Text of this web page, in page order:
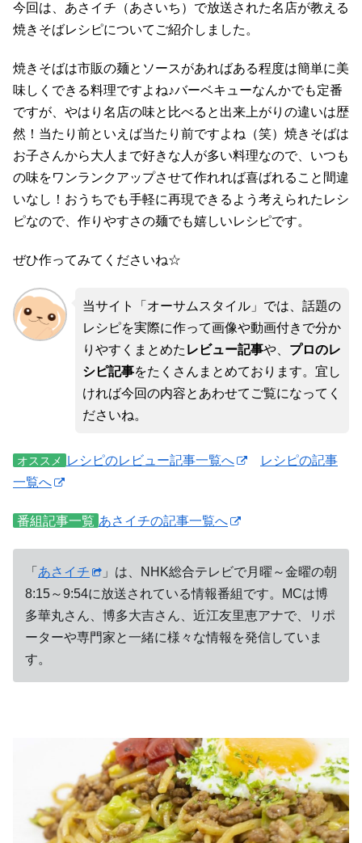
今回は、あさイチ（あさいち）で放送された名店が教える
焼きそばレシピについてご紹介しました。
焼きそばは市販の麺とソースがあればある程度は簡単に美
味しくできる料理ですよね♪バーベキューなんかでも定番
ですが、やはり名店の味と比べると出来上がりの違いは歴
然！当たり前といえば当たり前ですよね（笑）焼きそばは
お子さんから大人まで好きな人が多い料理なので、いつも
の味をワンランクアップさせて作れれば喜ばれること間違
いなし！おうちでも手軽に再現できるよう考えられたレシ
ピなので、作りやすさの麺でも嬉しいレシピです。
ぜひ作ってみてくださいね☆
当サイト「オーサムスタイル」では、話題の
レシピを実際に作って画像や動画付きで分か
りやすくまとめた レビュー記事や、 プロのレ
シピ記事をたくさんまとめております。宜し
ければ今回の内容とあわせてご覧になってく
ださいね。
オススメ レシピのレビュー記事一覧へ
レシピの記事
一覧へ
番組記事一覧 あさイチの記事一覧へ
「 あさイチ
」は、NHK総合テレビで月曜～金曜の朝
8:15～9:54に放送されている情報番組です。MCは博
多華丸さん、博多大吉さん、近江友里恵アナで、リポ
ーターや専門家と一緒に様々な情報を発信していま
す。